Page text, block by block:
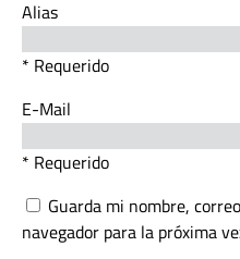
Alias
* Requerido
E-Mail
* Requerido
Guarda mi nombre,
navegador para la próxima